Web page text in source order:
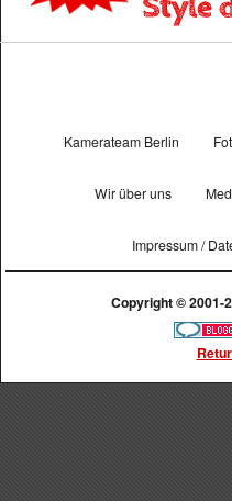
Kamerateam Berlin
Wir über uns
Impressum /
Copyright © 2001-